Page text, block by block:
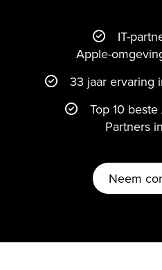
IT-
Apple-
33 jaar ervaring
Top 10 beste
Partners
Neem